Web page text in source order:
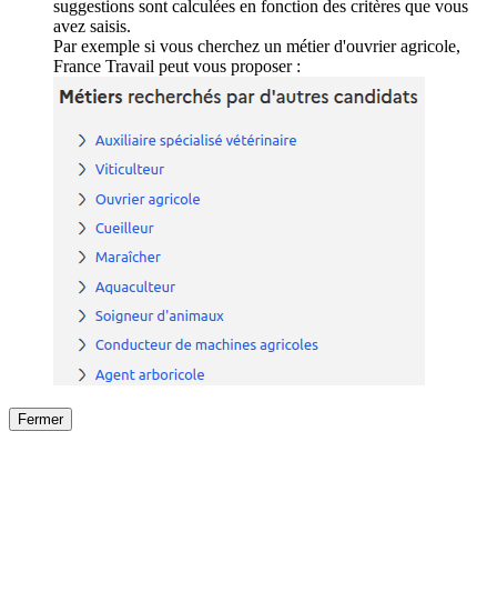
suggestions sont calculées en fonction des critères que vous
avez saisis.
Par exemple si vous cherchez un métier d'ouvrier agricole,
France Travail peut vous proposer :
Fermer